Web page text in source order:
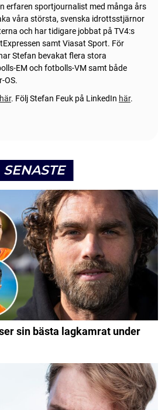
erfaren sportjournalist med många års
våra största, svenska idrottsstjärnor
och har tidigare jobbat på TV4:s
samt Viasat Sport. För
Stefan bevakat flera stora
EM och fotbolls-VM samt både
OS.
här. Följ Stefan Feuk på LinkedIn här.
SENASTE
sin bästa lagkamrat under